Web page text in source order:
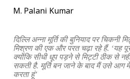
M. Palani Kumar
दिल्लि अन्ना मूर्ति की बुनियाद पर
मिश्रण की एक और परत चढ़ा रहे हैं. ‘यह
क्योंकि सीधी धूप पड़ने से मिट्टी ठीक से
सकती है. मूर्ति बन जाने के बाद मैं उसे आग
करता हूं’